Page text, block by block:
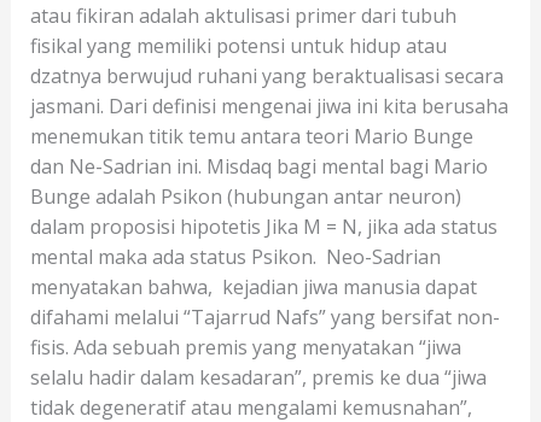
atau fikiran adalah aktulisasi primer dari tubuh
fisikal yang memiliki potensi untuk hidup atau
dzatnya berwujud ruhani yang beraktualisasi secara
jasmani. Dari definisi mengenai jiwa ini kita berusaha
menemukan titik temu antara teori Mario Bunge
dan Ne-Sadrian ini. Misdaq bagi mental bagi Mario
Bunge adalah Psikon (hubungan antar neuron)
dalam proposisi hipotetis Jika M = N, jika ada status
mental maka ada status Psikon. Neo-Sadrian
menyatakan bahwa, kejadian jiwa manusia dapat
difahami melalui “Tajarrud Nafs” yang bersifat non-
fisis. Ada sebuah premis yang menyatakan “jiwa
selalu hadir dalam kesadaran”, premis ke dua “jiwa
tidak degeneratif atau mengalami kemusnahan”,